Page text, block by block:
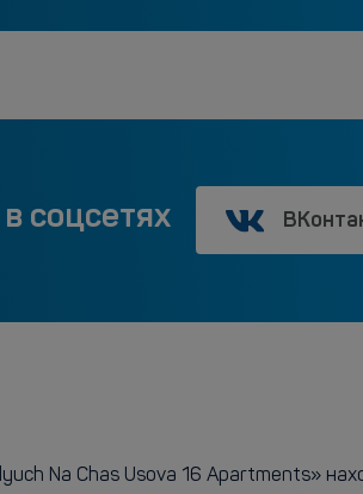
соцсетях
Na Chas Usova 16 Apartments»